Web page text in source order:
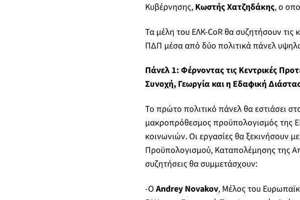
Κυβέρνησης, Κωστής Χατζηδάκης, ο
Τα μέλη του ΕΛΚ-CoR θα συζητήσουν τις
ΠΔΠ μέσα από δύο πολιτικά πάνελ
Πάνελ 1: Φέρνοντας τις Κεντρικές
Συνοχή, Γεωργία και η Εδαφική
Το πρώτο πολιτικό πάνελ θα εστιάσει
μακροπρόθεσμος προϋπολογισμός της
κοινωνιών. Οι εργασίες θα ξεκινήσουν
Προϋπολογισμού, Καταπολέμησης της
συζητήσεις θα συμμετάσχουν:
-Ο Andrey Novakov, Μέλος του